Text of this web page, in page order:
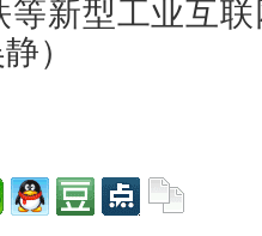
等新型工业互
）